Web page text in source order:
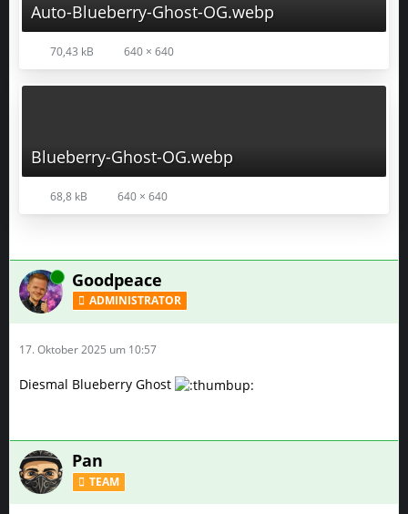
Auto-Blueberry-Ghost-OG.webp
70,43 kB 640 × 640
Blueberry-Ghost-OG.webp
68,8 kB 640 × 640
Online Goodpeace
ADMINISTRATOR
17. Oktober 2025 um 10:57
Diesmal Blueberry Ghost
Pan
TEAM